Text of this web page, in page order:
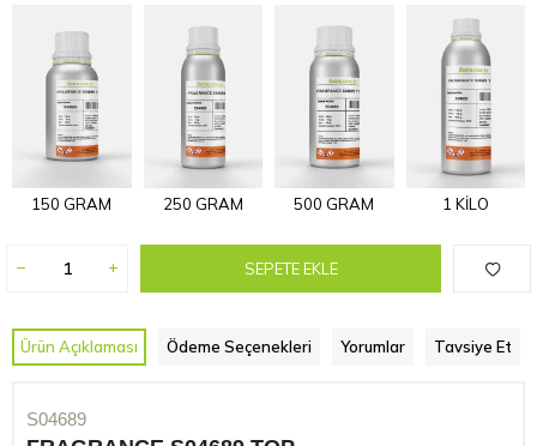
150 GRAM 250 GRAM 500 GRAM 1 KİLO
SEPETE EKLE
Ürün Açıklaması Ödeme Seçenekleri Yorumlar Tavsiye Et
S04689